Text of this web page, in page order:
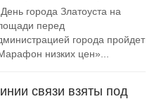
города Златоуста на
перед
города пройдет
низких цен»...
связи взяты под